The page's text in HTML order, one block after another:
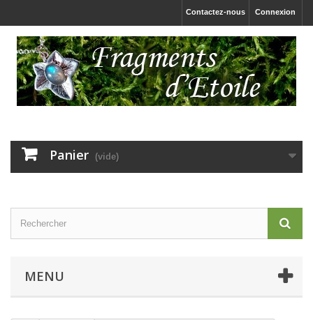
Connexion
Contactez-nous
Panier (vide)
MENU